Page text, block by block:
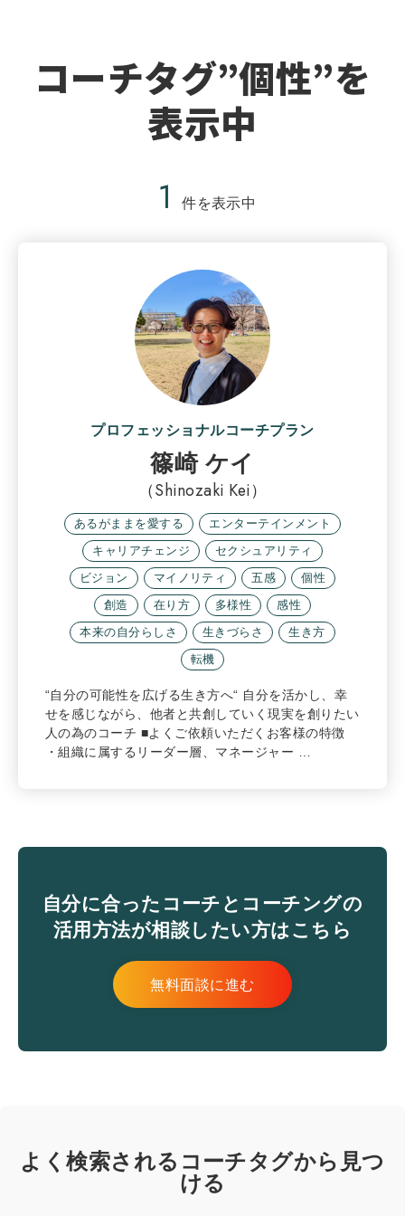
コーチタグ”個性”を
表示中
1 件を表示中
プロフェッショナルコーチプラン
篠崎 ケイ
（Shinozaki Kei）
あるがままを愛する
エンターテインメント
キャリアチェンジ
セクシュアリティ
ビジョン
マイノリティ 五感
個性
創造
在り方 多様性
感性
本来の自分らしさ
生きづらさ
生き方
転機
“自分の可能性を広げる生き方へ“ 自分を活かし、幸
せを感じながら、他者と共創していく現実を創りたい
人の為のコーチ ■よくご依頼いただくお客様の特徴
・組織に属するリーダー層、マネージャー …
自分に合ったコーチとコーチングの
活用方法が相談したい方はこちら
無料面談に進む
よく検索されるコーチタグから見つ
ける